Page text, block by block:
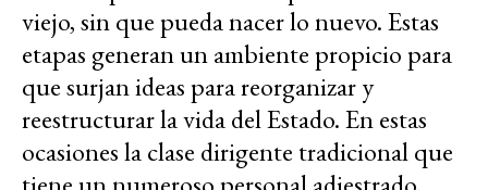
viejo, sin que pueda nacer lo nuevo. Estas
etapas generan un ambiente propicio para
que surjan ideas para reorganizar y
reestructurar la vida del Estado. En estas
ocasiones la clase dirigente tradicional que